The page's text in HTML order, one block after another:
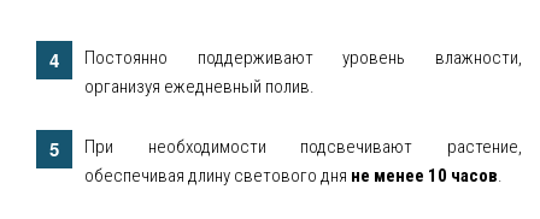
Постоянно поддерживают уровень влажности,
организуя ежедневный полив.
При необходимости подсвечивают растение,
обеспечивая длину светового дня не менее 10 часов